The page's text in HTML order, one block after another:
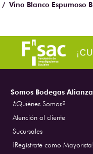
Vino Blanco Espumoso
Somos Bodegas Alianza
¿Quiénes Somos?
Atención al cliente
Sucursales
¡Regístrate como Mayorista!